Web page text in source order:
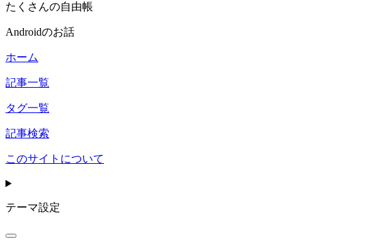
たくさんの自由帳
Androidのお話
ホーム
記事一覧
タグ一覧
記事検索
このサイトについて
テーマ設定